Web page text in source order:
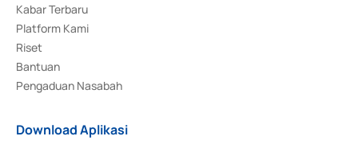
Kabar Terbaru
Platform Kami
Riset
Bantuan
Pengaduan Nasabah
Download Aplikasi